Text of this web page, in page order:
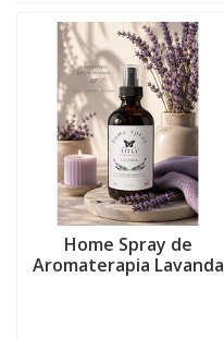
Home Spray de
Aromaterapia Lavanda